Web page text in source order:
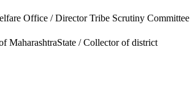
Office / Director Tribe Scrutiny Committee
MaharashtraState / Collector of district